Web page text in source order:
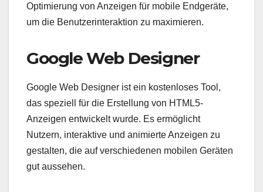
Optimierung von Anzeigen für mobile Endgeräte,
um die Benutzerinteraktion zu maximieren.
Google Web Designer
Google Web Designer ist ein kostenloses Tool,
das speziell für die Erstellung von HTML5-
Anzeigen entwickelt wurde. Es ermöglicht
Nutzern, interaktive und animierte Anzeigen zu
gestalten, die auf verschiedenen mobilen Geräten
gut aussehen.